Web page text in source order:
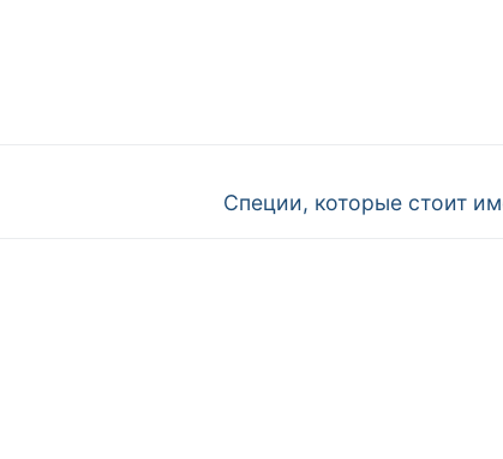
Следующая
Специи, которые стоит